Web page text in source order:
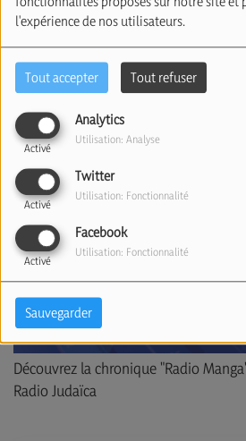
l'expérience de nos utilisateurs.
Tout accepter Tout refuser
Analytics
Activé
Utilisation: Analyse
Twitter
Activé
Utilisation: Fonctionnalité
Facebook
Activé
Utilisation: Fonctionnalité
Sauvegarder
Découvrez la chronique "Radio
Radio Judaïca